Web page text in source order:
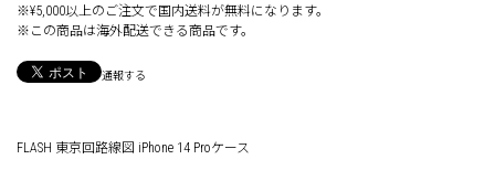
※¥5,000以上のご注文で国内送料が無料になります。
※この商品は海外配送できる商品です。
通報する
FLASH 東京回路線図 iPhone 14 Proケース